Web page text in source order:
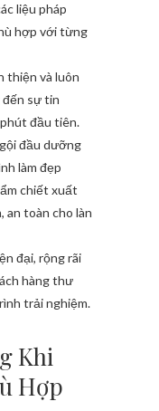
liệu pháp
hợp với từng
thiện và luôn
đến sự tin
đầu tiên.
đầu dưỡng
làm đẹp
chiết xuất
toàn cho làn
đại, rộng rãi
hàng thư
trải nghiệm.
Khi
Hợp